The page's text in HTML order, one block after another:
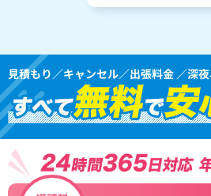
見積もり／キャンセル／出張料金 ／深